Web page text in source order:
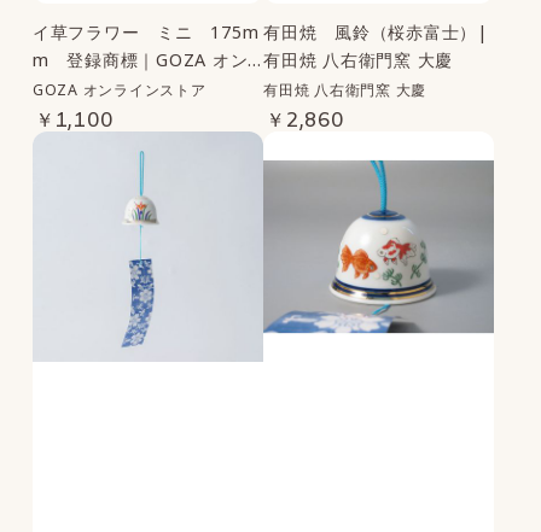
イ草フラワー ミニ 175m
m 登録商標｜GOZA オン
ラインストア
GOZA オンラインストア
￥1,100
有田焼 風鈴（桜赤富士）|
有田焼 八右衛門窯 大慶
有田焼 八右衛門窯 大慶
￥2,860